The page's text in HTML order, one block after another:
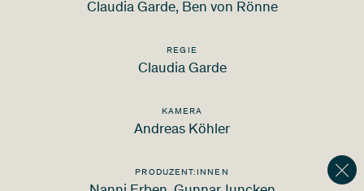
Claudia Garde, Ben von Rönne
REGIE
Claudia Garde
KAMERA
Andreas Köhler
PRODUZENT:INNEN